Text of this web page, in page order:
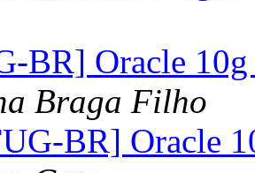
BR] Oracle
Braga Filho
BR] Oracle